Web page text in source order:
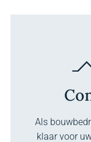
Als
klaar voor